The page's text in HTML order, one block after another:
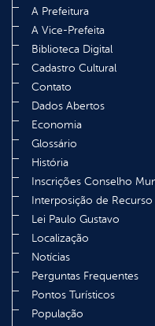
A Prefeitura
A Vice-Prefeita
Biblioteca Digital
Cadastro Cultural
Contato
Dados Abertos
Economia
Glossário
História
Inscrições Conselho
Interposição de
Lei Paulo Gustavo
Localização
Notícias
Perguntas Frequentes
Pontos Turísticos
População